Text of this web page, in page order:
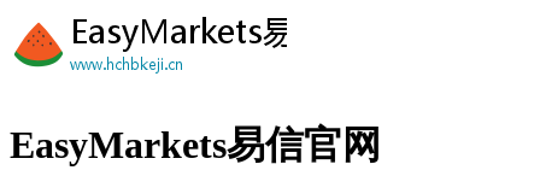
EasyMarkets易信官网